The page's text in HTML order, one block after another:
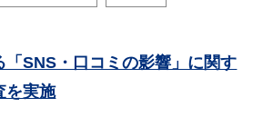
「SNS・口コミの影響」に関す
を実施